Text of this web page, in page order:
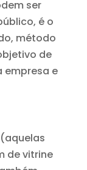
ser
é o
método
de
empresa e
de vitrine